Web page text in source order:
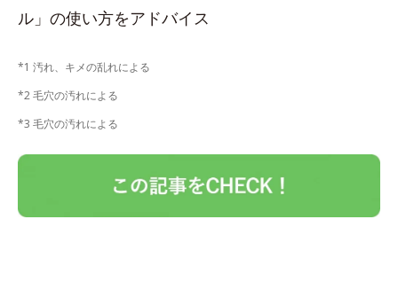
ル」の使い方をアドバイス
*1 汚れ、キメの乱れによる
*2 毛穴の汚れによる
*3 毛穴の汚れによる